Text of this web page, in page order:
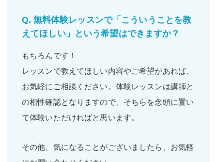
Q. 無料体験レッスンで「こういうことを教
えてほしい」という希望はできますか？
もちろんです！
レッスンで教えてほしい内容やご希望があれば、
お気軽にご相談ください。体験レッスンは講師と
の相性確認となりますので、そちらを念頭に置い
て体験いただければと思います。
その他、気になることがございましたら、お気軽